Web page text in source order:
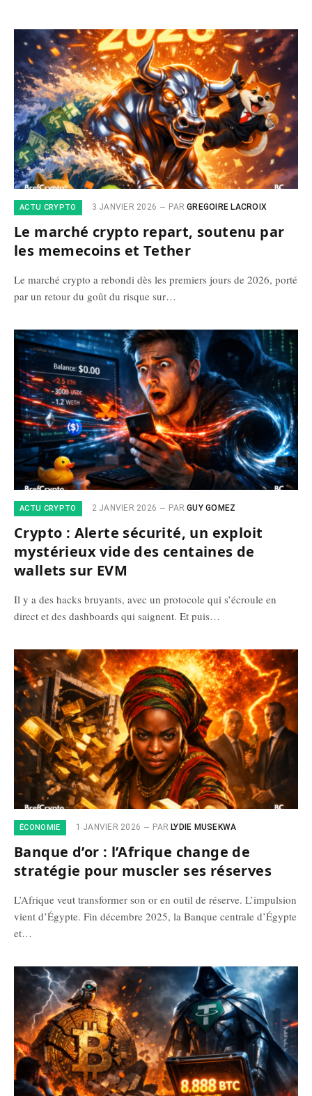
ACTU CRYPTO 3 JANVIER 2026 PAR GREGOIRE LACROIX
Le marché crypto repart, soutenu par
les memecoins et Tether
Le marché crypto a rebondi dès les premiers jours de 2026, porté
par un retour du goût du risque sur…
ACTU CRYPTO 2 JANVIER 2026 PAR GUY GOMEZ
Crypto : Alerte sécurité, un exploit
mystérieux vide des centaines de
wallets sur EVM
Il y a des hacks bruyants, avec un protocole qui s’écroule en
direct et des dashboards qui saignent. Et puis…
ÉCONOMIE 1 JANVIER 2026 PAR LYDIE MUSEKWA
Banque d’or : l’Afrique change de
stratégie pour muscler ses réserves
L’Afrique veut transformer son or en outil de réserve. L’impulsion
vient d’Égypte. Fin décembre 2025, la Banque centrale d’Égypte
et…